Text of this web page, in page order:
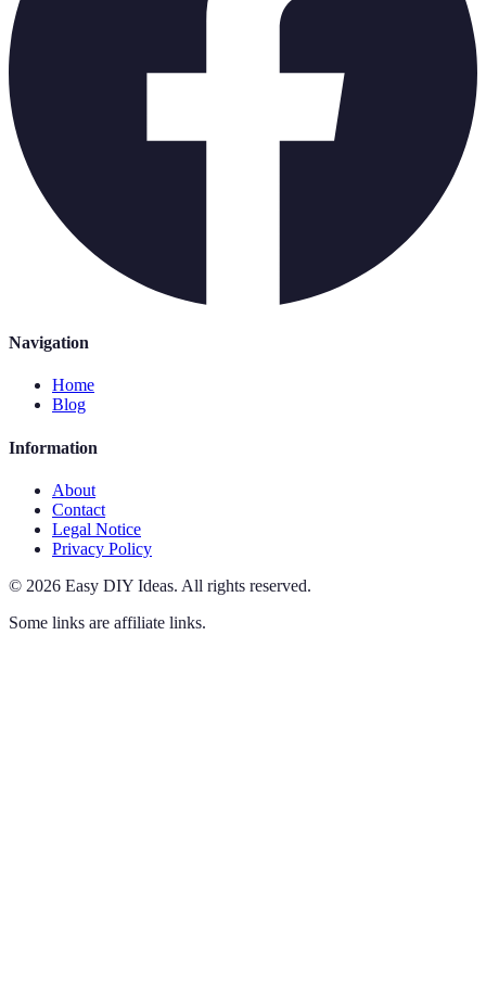
Navigation
Home
Blog
Information
About
Contact
Legal Notice
Privacy Policy
© 2026 Easy DIY Ideas. All rights reserved.
Some links are affiliate links.